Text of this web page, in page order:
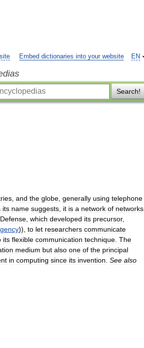
EN
Embed dictionaries into your website
Search!
and the globe generally using telephone
its name suggests it is a network of networks
Defense which developed its precursor,
)), to let researchers communicate
its flexible communication technique The
medium but also one of the principal
in computing since its invention See also